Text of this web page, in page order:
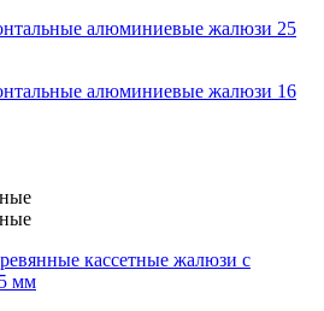
алюминиевые жалюзи 25
алюминиевые жалюзи 16
кассетные жалюзи с
мм